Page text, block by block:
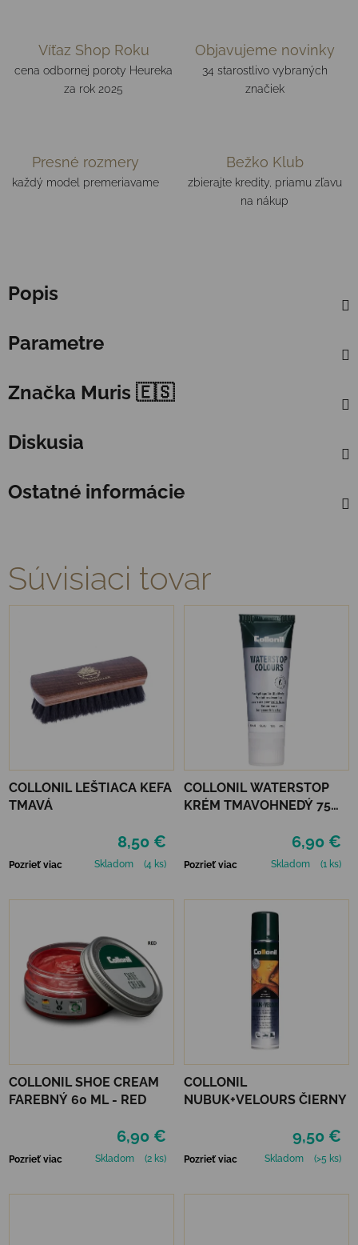
Víťaz Shop Roku
cena odbornej poroty Heureka
za rok 2025
Objavujeme novinky
34 starostlivo vybraných
značiek
Presné rozmery
každý model premeriavame
Bežko Klub
zbierajte kredity, priamu zľavu
na nákup
Popis
Parametre
Značka Muris 🇪🇸
Diskusia
Ostatné informácie
Súvisiaci tovar
COLLONIL LEŠTIACA KEFA
TMAVÁ
8,50 €
Pozrieť viac Skladom (4 ks)
COLLONIL WATERSTOP
KRÉM TMAVOHNEDÝ 75
6,90 €
Pozrieť viac Skladom (1 ks)
COLLONIL SHOE CREAM
FAREBNÝ 60 ML - RED
6,90 €
Pozrieť viac Skladom (2 ks)
COLLONIL
NUBUK+VELOURS ČIERNY
9,50 €
Pozrieť viac Skladom (>5 ks)